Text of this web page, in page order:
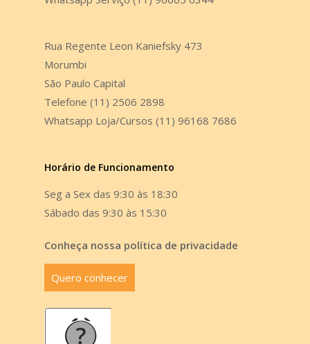
Rua Regente Leon Kaniefsky 473
Morumbi
São Paulo Capital
Telefone (11) 2506 2898
Whatsapp Loja/Cursos (11) 96168 7686
Horário de Funcionamento
Seg a Sex das 9:30 às 18:30
Sábado das 9:30 às 15:30
Conheça nossa política de privacidade
Quero conhecer